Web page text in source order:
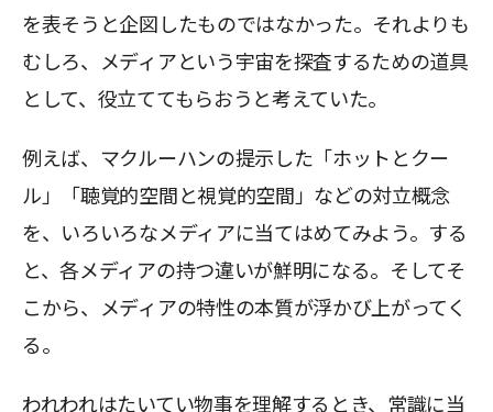
を表そうと企図したものではなかった。それよりも
むしろ、メディアという宇宙を探査するための道具
として、役立ててもらおうと考えていた。
例えば、マクルーハンの提示した「ホットとクー
ル」「聴覚的空間と視覚的空間」などの対立概念
を、いろいろなメディアに当てはめてみよう。する
と、各メディアの持つ違いが鮮明になる。そしてそ
こから、メディアの特性の本質が浮かび上がってく
る。
われわれはたいてい物事を理解するとき、常識に当